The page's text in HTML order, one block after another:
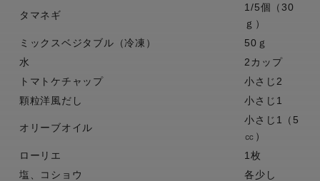
タマネギ
1/5個（30
ｇ）
ミックスベジタブル（冷凍）
50ｇ
水
2カップ
トマトケチャップ
小さじ2
顆粒洋風だし
小さじ1
オリーブオイル
小さじ1（5
㏄）
ローリエ
1枚
塩、コショウ
各少し